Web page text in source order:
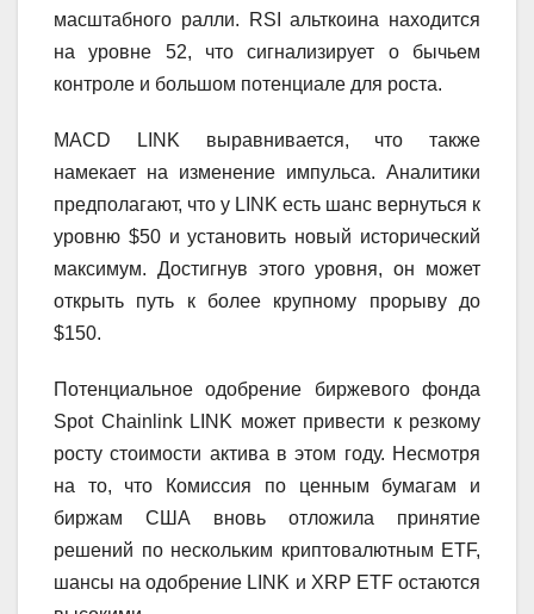
масштабного ралли. RSI альткоина находится
на уровне 52, что сигнализирует о бычьем
контроле и большом потенциале для роста.
MACD LINK выравнивается, что также
намекает на изменение импульса. Аналитики
предполагают, что у LINK есть шанс вернуться к
уровню $50 и установить новый исторический
максимум. Достигнув этого уровня, он может
открыть путь к более крупному прорыву до
$150.
Потенциальное одобрение биржевого фонда
Spot Chainlink LINK может привести к резкому
росту стоимости актива в этом году. Несмотря
на то, что Комиссия по ценным бумагам и
биржам США вновь отложила принятие
решений по нескольким криптовалютным ETF,
шансы на одобрение LINK и XRP ETF остаются